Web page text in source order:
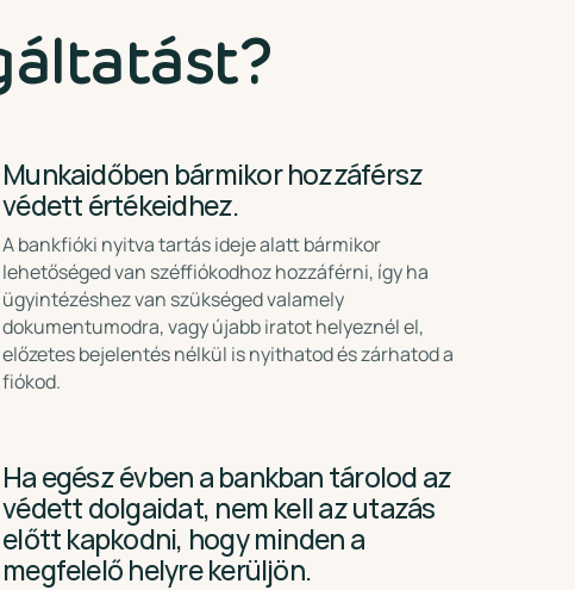
Munkaidőben bármikor hozzáférsz
védett értékeidhez.
A bankfióki nyitva tartás ideje alatt bármikor
lehetőséged van széffiókodhoz hozzáférni, így ha
ügyintézéshez van szükséged valamely
dokumentumodra, vagy újabb iratot helyeznél el,
előzetes bejelentés nélkül is nyithatod és zárhatod a
fiókod.
Ha egész évben a bankban tárolod az
védett dolgaidat, nem kell az utazás
előtt kapkodni, hogy minden a
megfelelő helyre kerüljön.